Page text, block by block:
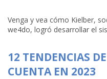
Venga y vea cómo Kielber,
we4do, logró desarrollar el
12 TENDENCIAS
CUENTA EN 2023